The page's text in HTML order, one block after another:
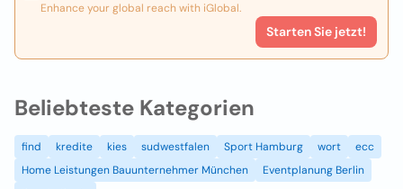
Enhance your global reach with iGlobal.
Starten Sie jetzt!
Beliebteste Kategorien
find kredite kies sudwestfalen Sport Hamburg wort
ecc
Home Leistungen Bauunternehmer München
Eventplanung Berlin